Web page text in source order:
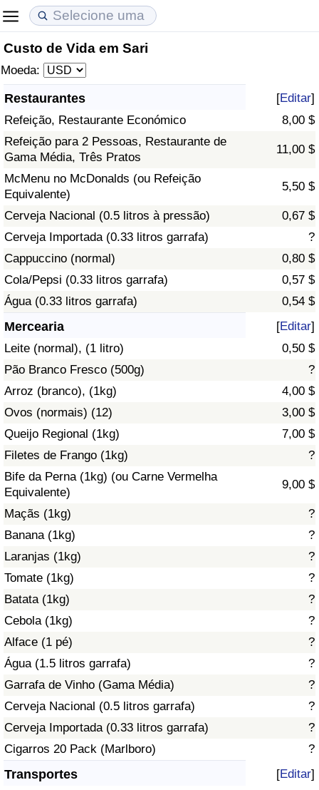
Custo de Vida em Sari
Moeda:
Restaurantes [Editar]
Refeição, Restaurante Económico
8,00 $
Refeição para 2 Pessoas, Restaurante de
Gama Média, Três Pratos
11,00 $
McMenu no McDonalds (ou Refeição
Equivalente)
5,50 $
Cerveja Nacional (0.5 litros à pressão)
0,67 $
Cerveja Importada (0.33 litros garrafa)
?
Cappuccino (normal)
0,80 $
Cola/Pepsi (0.33 litros garrafa)
0,57 $
Água (0.33 litros garrafa)
0,54 $
Mercearia [Editar]
Leite (normal), (1 litro)
0,50 $
Pão Branco Fresco (500g)
?
Arroz (branco), (1kg)
4,00 $
Ovos (normais) (12)
3,00 $
Queijo Regional (1kg)
7,00 $
Filetes de Frango (1kg)
?
Bife da Perna (1kg) (ou Carne Vermelha
Equivalente)
9,00 $
Maçãs (1kg)
?
Banana (1kg)
?
Laranjas (1kg)
?
Tomate (1kg)
?
Batata (1kg)
?
Cebola (1kg)
?
Alface (1 pé)
?
Água (1.5 litros garrafa)
?
Garrafa de Vinho (Gama Média)
?
Cerveja Nacional (0.5 litros garrafa)
?
Cerveja Importada (0.33 litros garrafa)
?
Cigarros 20 Pack (Marlboro)
?
Transportes [Editar]
Custo de Vida
Indicador de Custo de Vida
Indicador de Custo de Vida Por País
em Aqaba
Preços de Imóveis
Indicador de Preços de Imóveis
Indicador de Preços de Imóveis por País
Qualidade de Vida
Indicador de Qualidade de Vida (Atual)
Índice de qualidade de vida por país
Crime
Taxa do Indicador de Crime (Atual)
Indicador de Crime
Índice de criminalidade por país
Saúde
Indicador de Saúde (Atual)
Indicador de Saúde
Indicador de Saúde por País
Poluição
Índice de poluição
Indicador de Poluição por País
Trânsito
Indicador de Trânsito
Indicador de Trânsito (Atual)
Indicador de Trânsito por País